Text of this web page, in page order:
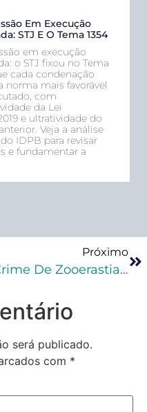
Em Execução
STJ E O Tema 1354
em execução
o STJ fixou no Tema
cada condenação
norma mais favorável
com
da Lei
e ultratividade do
anterior. Veja a análise
IDPB para revisar
e fundamentar a
Próximo
Crime De Zooerastia: Prática De Sexo Com Animais Pode Virar Crime Hediondo
será publicado.
com *